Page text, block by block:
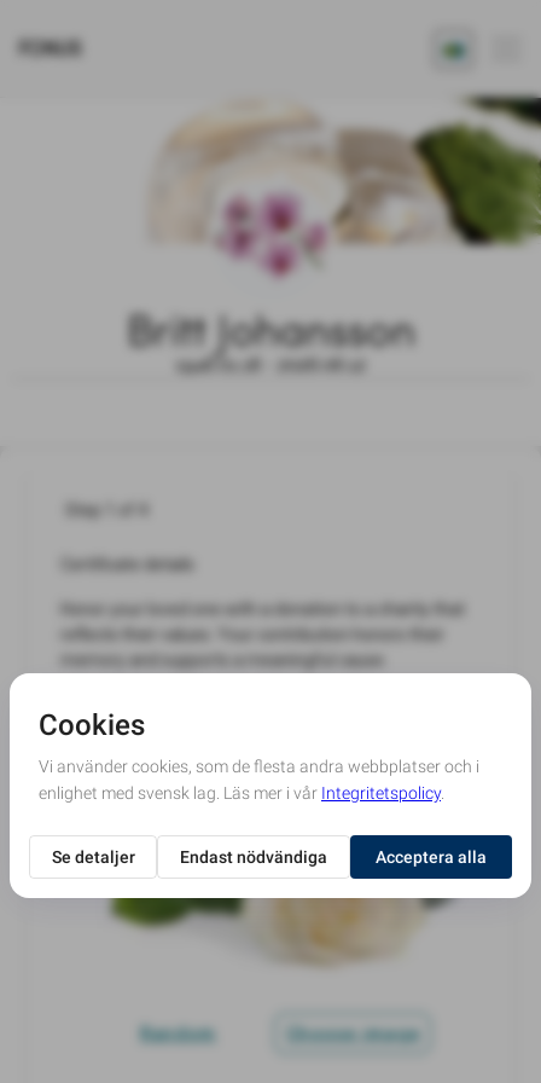
FONUS
Britt Johansson
1946.01.18 - 2026.06.12